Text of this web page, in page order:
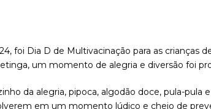
foi Dia D de Multivacinação para as crianças
um momento de alegria e diversão foi
da alegria, pipoca, algodão doce, pula-
em um momento lúdico e cheio de